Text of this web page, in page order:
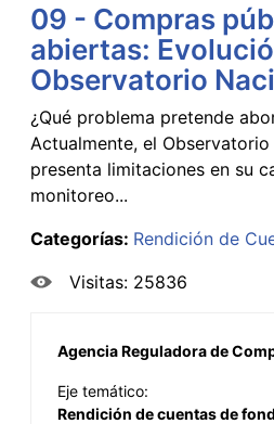
09 - Compras
abiertas:
Observatorio
¿Qué problema pretende
Actualmente, el
presenta limitaciones en su
monitoreo...
Categorías: Rendición de
Visitas: 25836
Agencia Reguladora de
Eje temático:
Rendición de cuentas de